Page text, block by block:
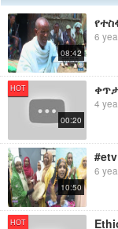
08:42
6
HOT
00:20
4
10:50
6
HOT